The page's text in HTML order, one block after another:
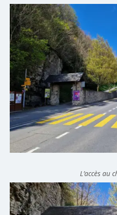
L’accès au